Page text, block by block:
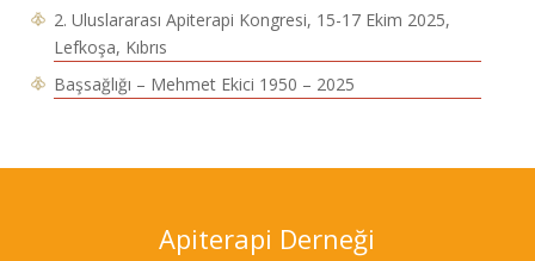
2. Uluslararası Apiterapi Kongresi, 15-17 Ekim 2025,
Lefkoşa, Kıbrıs
Başsağlığı – Mehmet Ekici 1950 – 2025
Apiterapi Derneği